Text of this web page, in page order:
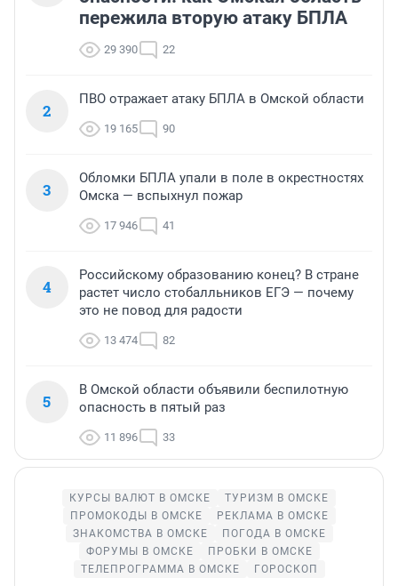
пережила вторую атаку БПЛА
29 390 22
2
ПВО отражает атаку БПЛА в Омской области
19 165 90
3
Обломки БПЛА упали в поле в окрестностях
Омска — вспыхнул пожар
17 946 41
4
Российскому образованию конец? В стране
растет число стобалльников ЕГЭ — почему
это не повод для радости
13 474 82
5
В Омской области объявили беспилотную
опасность в пятый раз
11 896 33
КУРСЫ ВАЛЮТ В ОМСКЕ
ТУРИЗМ В ОМСКЕ
ПРОМОКОДЫ В ОМСКЕ
РЕКЛАМА В ОМСКЕ
ЗНАКОМСТВА В ОМСКЕ
ПОГОДА В ОМСКЕ
ФОРУМЫ В ОМСКЕ
ПРОБКИ В ОМСКЕ
ТЕЛЕПРОГРАММА В ОМСКЕ
ГОРОСКОП